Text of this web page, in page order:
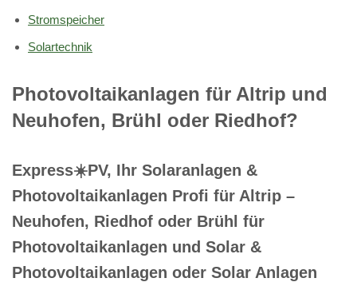
Stromspeicher
Solartechnik
Photovoltaikanlagen für Altrip und
Neuhofen, Brühl oder Riedhof?
Express☀️PV️, Ihr Solaranlagen &
Photovoltaikanlagen Profi für Altrip –
Neuhofen, Riedhof oder Brühl für
Photovoltaikanlagen und Solar &
Photovoltaikanlagen oder Solar Anlagen